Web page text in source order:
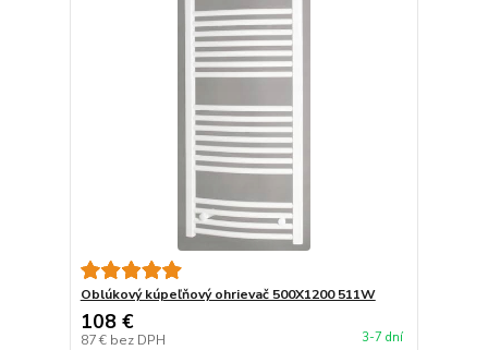
Oblúkový kúpeľňový ohrievač 500X1200 511W
108 €
87 € bez DPH 3-7 dní